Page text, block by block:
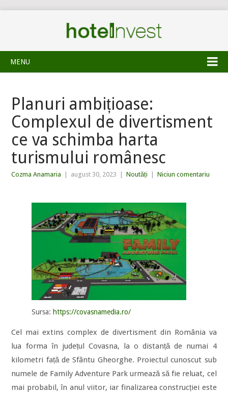
MENU
Planuri ambițioase:
Complexul de divertisment
ce va schimba harta
turismului românesc
Cozma Anamaria august 30, 2023 Noutăți Niciun comentariu
Sursa: https://covasnamedia.ro/
Cel mai extins complex de divertisment din România va
lua forma în județul Covasna, la o distanță de numai 4
kilometri față de Sfântu Gheorghe. Proiectul cunoscut sub
numele de Family Adventure Park urmează să fie reluat, cel
mai probabil, în anul viitor, iar finalizarea construcției este